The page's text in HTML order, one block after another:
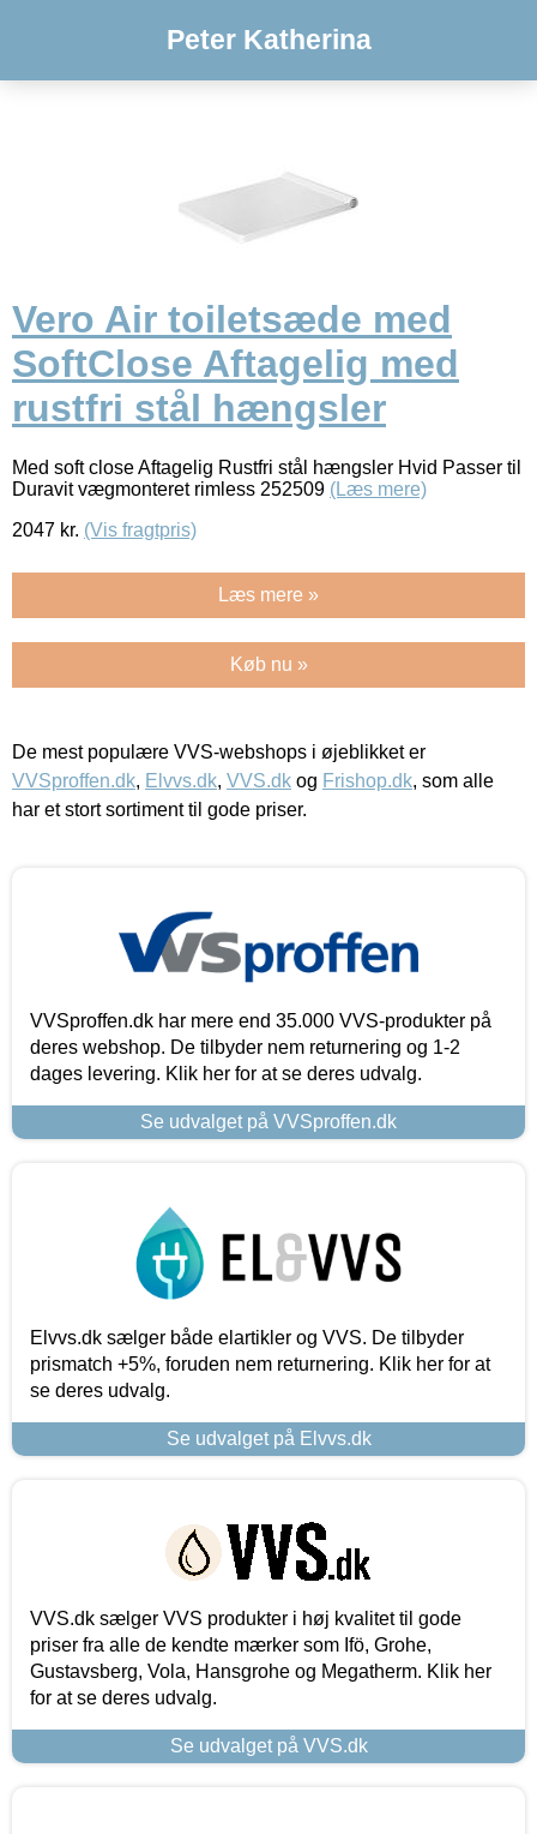
Peter Katherina
Vero Air toiletsæde med
SoftClose Aftagelig med
rustfri stål hængsler
Med soft close Aftagelig Rustfri stål hængsler Hvid Passer til
Duravit vægmonteret rimless 252509 (Læs mere)
2047 kr. (Vis fragtpris)
Læs mere »
Køb nu »
De mest populære VVS-webshops i øjeblikket er
VVSproffen.dk, Elvvs.dk, VVS.dk og Frishop.dk, som alle
har et stort sortiment til gode priser.
VVSproffen.dk har mere end 35.000 VVS-produkter på
deres webshop. De tilbyder nem returnering og 1-2
dages levering. Klik her for at se deres udvalg.
Se udvalget på VVSproffen.dk
Elvvs.dk sælger både elartikler og VVS. De tilbyder
prismatch +5%, foruden nem returnering. Klik her for at
se deres udvalg.
Se udvalget på Elvvs.dk
VVS.dk sælger VVS produkter i høj kvalitet til gode
priser fra alle de kendte mærker som Ifö, Grohe,
Gustavsberg, Vola, Hansgrohe og Megatherm. Klik her
for at se deres udvalg.
Se udvalget på VVS.dk